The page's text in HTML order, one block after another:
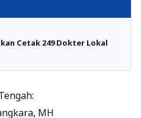
Cetak 249 Dokter Lokal
MH